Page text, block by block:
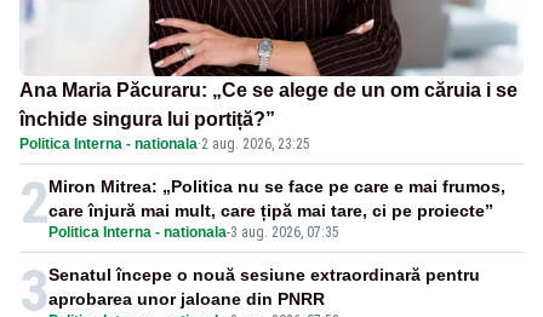
Ana Maria Păcuraru: „Ce se alege de un om căruia i se
închide singura lui portiță?”
Politica Interna - nationala·2 aug. 2026, 23:25
2 Politica Interna - nationala-3 aug. 2026, 07:35
Miron Mitrea: „Politica nu se face pe care e mai frumos,
care înjură mai mult, care țipă mai tare, ci pe proiecte”
3Senatul începe o nouă sesiune extraordinară pentru
aprobarea unor jaloane din PNRR